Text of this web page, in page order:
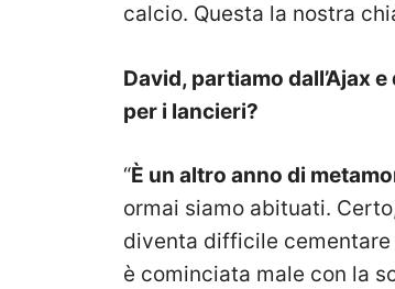
calcio. Questa la nostra
David, partiamo dall’Ajax
per i lancieri?
“È un altro anno di
ormai siamo abituati.
diventa difficile cementare
è cominciata male con la